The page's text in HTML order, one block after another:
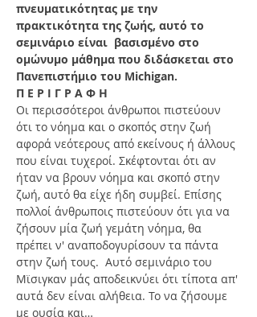
πνευματικότητας με την
πρακτικότητα της ζωής, αυτό το
σεμινάριο είναι  βασισμένο στο
ομώνυμο μάθημα που διδάσκεται στο
Πανεπιστήμιο του Michigan.
Π Ε Ρ Ι Γ Ρ Α Φ Η
Οι περισσότεροι άνθρωποι πιστεύουν
ότι το νόημα και ο σκοπός στην ζωή
αφορά νεότερους από εκείνους ή άλλους
που είναι τυχεροί. Σκέφτονται ότι αν
ήταν να βρουν νόημα και σκοπό στην
ζωή, αυτό θα είχε ήδη συμβεί. Επίσης
πολλοί άνθρωποις πιστεύουν ότι για να
ζήσουν μία ζωή γεμάτη νόημα, θα
πρέπει ν' αναποδογυρίσουν τα πάντα
στην ζωή τους.  Αυτό σεμινάριο του
Μϊσιγκαν μάς αποδεικνύει ότι τίποτα απ'
αυτά δεν είναι αλήθεια. Το να ζήσουμε
με ουσία και…